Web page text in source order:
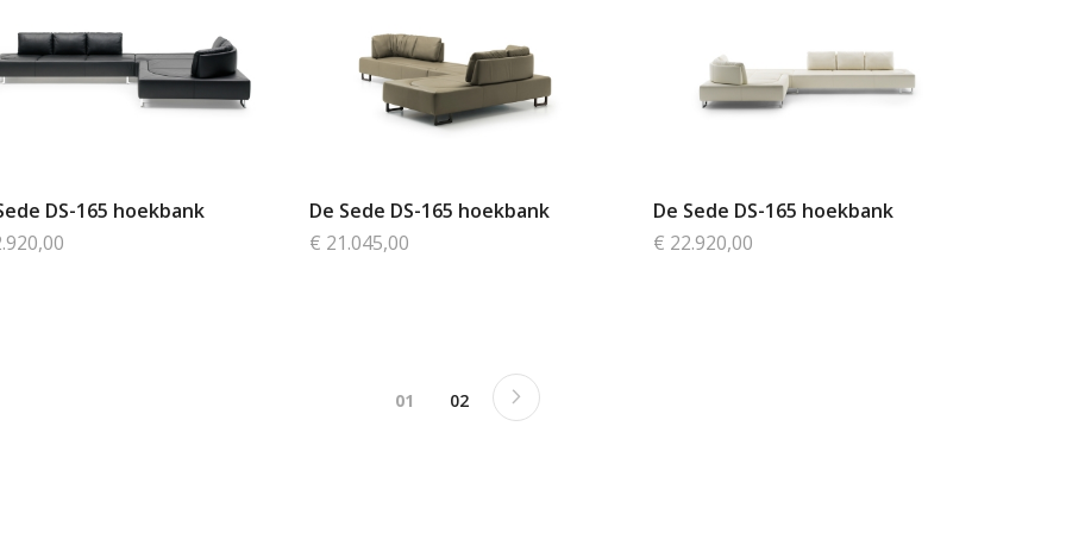
DS-165 hoekbank
De Sede DS-165 hoekbank
€ 21.045,00
De Sede DS-165 hoekbank
€ 22.920,00
Je bekijkt pagina
01 Pagina
02 Pagina
Next